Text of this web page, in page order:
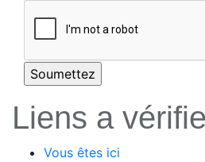
Liens a
Vous êtes ici